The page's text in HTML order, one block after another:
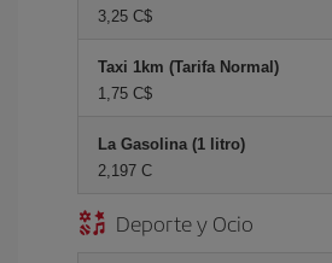
3,25 C$
Taxi 1km (Tarifa Normal)
1,75 C$
La Gasolina (1 litro)
2,197 C
Deporte y Ocio